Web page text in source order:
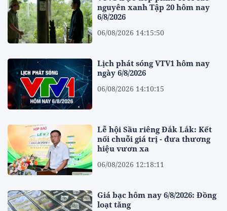
nguyên xanh Tập 20 hôm nay
6/8/2026
06/08/2026 14:15:50
Lịch phát sóng VTV1 hôm nay
ngày 6/8/2026
06/08/2026 14:10:15
Lễ hội Sầu riêng Đắk Lắk: Kết
nối chuỗi giá trị - đưa thương
hiệu vươn xa
06/08/2026 12:18:11
Giá bạc hôm nay 6/8/2026: Đồng
loạt tăng